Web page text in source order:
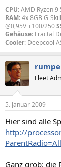
CPU: AMD Ryzen 9
RAM: 4x 8GB G-
@0,95V +100/250
Gehäuse: Fractal
Cooler: Deepcool
Fleet
5. Januar 2009
Hier sind alle
http://
Ganz grob: die